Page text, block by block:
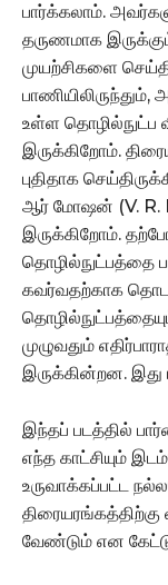
பார்க்கலாம்.
தருணமாக
முயற்சிகளை
உள்ள தொழில்நுட்ப
இருக்கிறோம்.
புதிதாக
ஆர் மோஷன் (V. R.
இருக்கிறோம்.
தொழில்நுட்பத்தை
கவர்வதற்காக
முழுவதும்
இருக்கின்றன. இது
இந்தப் படத்தில்
எந்த காட்சியும்
உருவாக்கப்பட்ட
வேண்டும் என